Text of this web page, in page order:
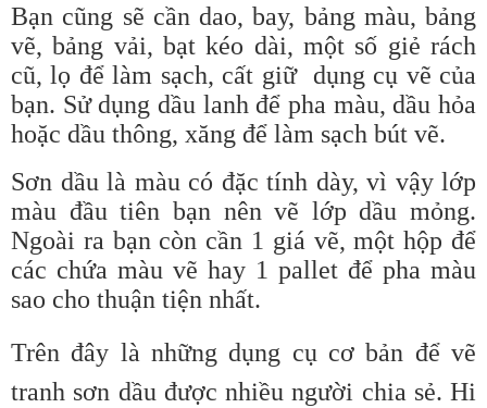
Bạn cũng sẽ cần dao, bay, bảng màu, bảng
vẽ, bảng vải, bạt kéo dài, một số giẻ rách
cũ, lọ để làm sạch, cất giữ dụng cụ vẽ của
bạn. Sử dụng dầu lanh để pha màu, dầu hỏa
hoặc dầu thông, xăng để làm sạch bút vẽ.
Sơn dầu là màu có đặc tính dày, vì vậy lớp
màu đầu tiên bạn nên vẽ lớp dầu mỏng.
Ngoài ra bạn còn cần 1 giá vẽ, một hộp để
các chứa màu vẽ hay 1 pallet để pha màu
sao cho thuận tiện nhất.
Trên đây là những dụng cụ cơ bản để vẽ
tranh sơn dầu được nhiều người chia sẻ. Hi